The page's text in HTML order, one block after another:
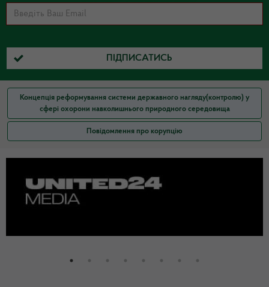
ПІДПИСАТИСЬ
Концепція реформування системи державного нагляду(контролю) у
сфері охорони навколишнього природного середовища
Повідомлення про корупцію